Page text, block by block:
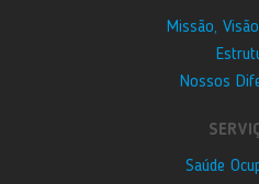
Missão,
Nossos
Saúde